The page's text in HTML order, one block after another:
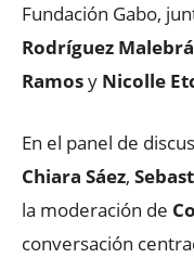
Fundación Gabo,
Rodríguez
Ramosy Nicolle
En el panel de
Chiara Sáez,
la moderación de
conversación